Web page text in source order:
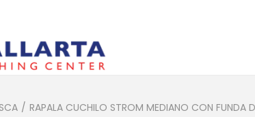
/ RAPALA CUCHILO STROM MEDIANO CON FUNDA